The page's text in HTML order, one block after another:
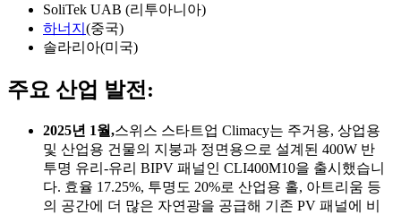
SoliTek UAB (리투아니아)
하너지 (중국)
솔라리아(미국)
주요 산업 발전:
2025년 1월,스위스 스타트업 Climacy는 주거용, 상업용
및 산업용 건물의 지붕과 정면용으로 설계된 400W 반
투명 유리-유리 BIPV 패널인 CLI400M10을 출시했습니
다. 효율 17.25%, 투명도 20%로 산업용 홀, 아트리움 등
의 공간에 더 많은 자연광을 공급해 기존 PV 패널에 비